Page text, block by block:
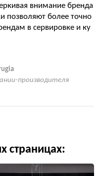
внимание бренда
позволяют более точно
в сервировке и ку
производителя
страницах: